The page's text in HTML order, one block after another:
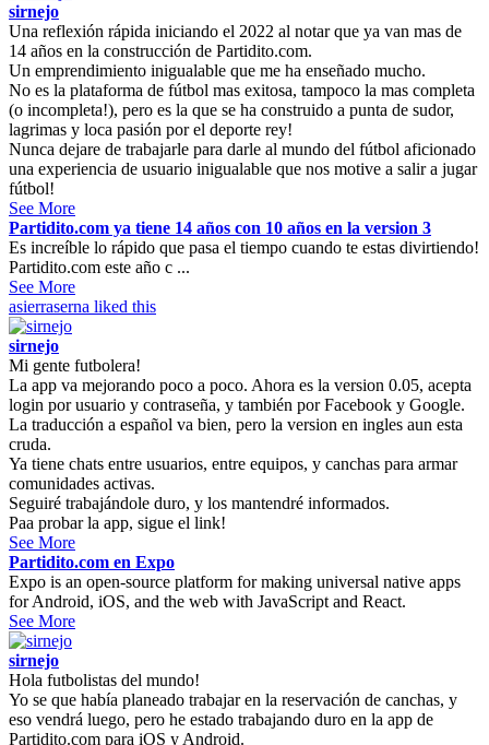
sirnejo
Una reflexión rápida iniciando el 2022 al notar que ya van mas de
14 años en la construcción de Partidito.com.
Un emprendimiento inigualable que me ha enseñado mucho.
No es la plataforma de fútbol mas exitosa, tampoco la mas completa
(o incompleta!), pero es la que se ha construido a punta de sudor,
lagrimas y loca pasión por el deporte rey!
Nunca dejare de trabajarle para darle al mundo del fútbol aficionado
una experiencia de usuario inigualable que nos motive a salir a jugar
fútbol!
See More
Partidito.com ya tiene 14 años con 10 años en la version 3
Es increíble lo rápido que pasa el tiempo cuando te estas divirtiendo!
Partidito.com este año c ...
See More
asierraserna liked this
sirnejo
Mi gente futbolera!
La app va mejorando poco a poco. Ahora es la version 0.05, acepta
login por usuario y contraseña, y también por Facebook y Google.
La traducción a español va bien, pero la version en ingles aun esta
cruda.
Ya tiene chats entre usuarios, entre equipos, y canchas para armar
comunidades activas.
Seguiré trabajándole duro, y los mantendré informados.
Paa probar la app, sigue el link!
See More
Partidito.com en Expo
Expo is an open-source platform for making universal native apps
for Android, iOS, and the web with JavaScript and React.
See More
sirnejo
Hola futbolistas del mundo!
Yo se que había planeado trabajar en la reservación de canchas, y
eso vendrá luego, pero he estado trabajando duro en la app de
Partidito.com para iOS y Android.